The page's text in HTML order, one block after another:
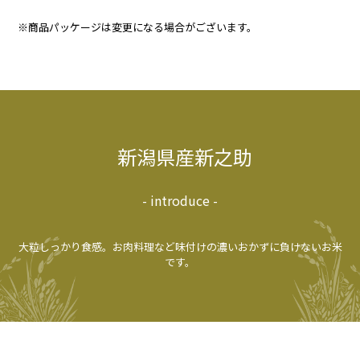
※商品パッケージは変更になる場合がございます。
新潟県産新之助
- introduce -
大粒しっかり食感。お肉料理など味付けの濃いおかずに負けないお米
です。